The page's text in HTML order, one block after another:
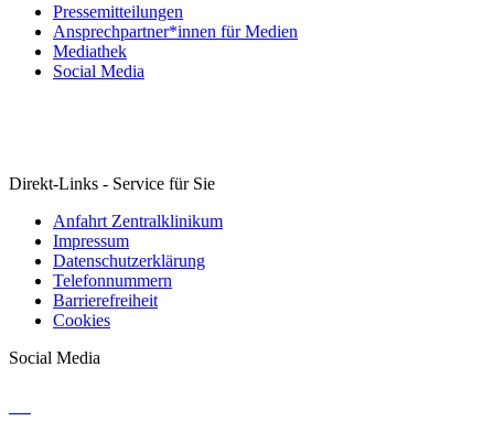
Pressemitteilungen
Ansprechpartner*innen für Medien
Mediathek
Social Media
Direkt-Links - Service für Sie
Anfahrt Zentralklinikum
Impressum
Datenschutzerklärung
Telefonnummern
Barrierefreiheit
Cookies
Social Media